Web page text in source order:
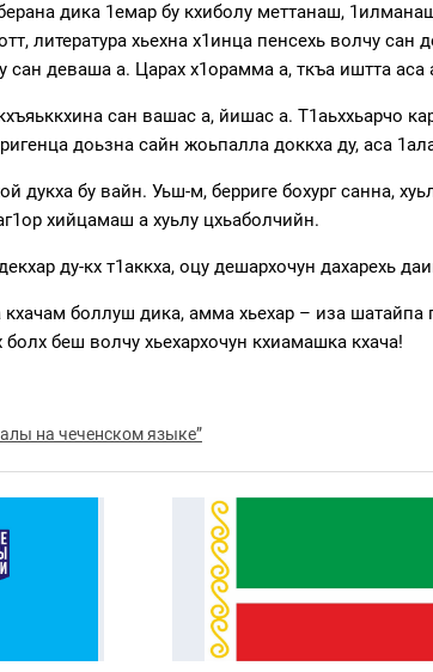
дика 1емар бу кхиболу меттанаш,
литература хьехна х1инца пенсехь волчу
сан деваша а. Царах х1орамма а, ткъа иштта
сан вашас а, йишас а. Т1аьххьарчо
доьзна сайн жоьпалла доккха ду, аса
дукха бу вайн. Уьш-м, берриге бохург санна,
хийцамаш а хуьлу цхьаболчийн.
ду-кх т1аккха, оцу дешархочун дахарехь
боллуш дика, амма хьехар – иза шатайпа
болх беш волчу хьехархочун кхиамашка кхача!
на чеченском языке”